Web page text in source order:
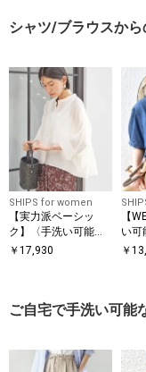
シャツ/ブラウスか
SHIPS for women
【実力派ベーシッ
ク】〈手洗い可能〉
シルク混 シアー 羽織
￥ 17,930
【
い可
ス
￥
ご自宅で手洗い可能